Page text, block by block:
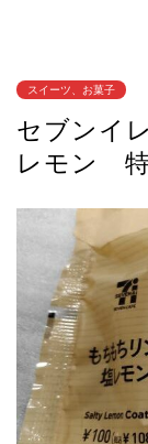
スイーツ、お菓子
セブンイ
レモン 特